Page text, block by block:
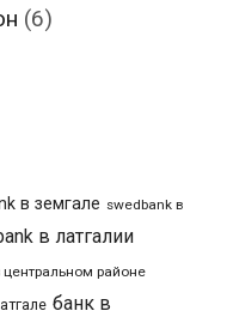
(6)
в земгале swedbank в
в латгалии
центральном районе
банк в